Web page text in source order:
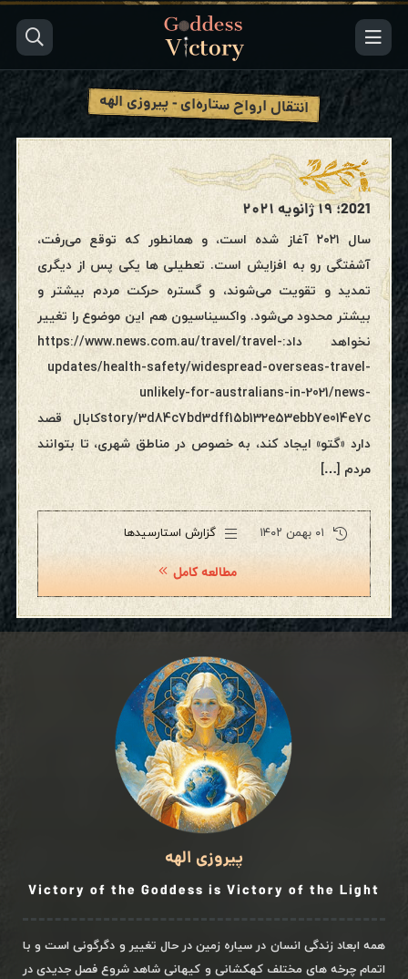
انتقال ارواح ستاره‌ای - پیروزی الهه
2021؛ ۱۹ ژانویه ۲۰۲۱
سال ۲۰۲۱ آغاز شده است، و همانطور که توقع می‌رفت،
آشفتگی رو به افزایش است. تعطیلی ها یکی پس از دیگری
تمدید و تقویت می‌شوند، و گستره حرکت مردم بیشتر و
بیشتر محدود می‌شود. واکسیناسیون هم این موضوع را تغییر
نخواهد داد:https://www.news.com.au/travel/travel-
updates/health-safety/widespread-overseas-travel-
unlikely-for-australians-in-2021/news-
story/3d84c7bd3dff15b132e53ebb7e014e7cکابال قصد
دارد «گتو» ایجاد کند، به خصوص در مناطق شهری، تا بتوانند
مردم […]
۰۱ بهمن ۱۴۰۲ گزارش استارسیدها
مطالعه کامل
پیروزی الهه
Victory of the Goddess is Victory of the Light
همه ابعاد زندگی انسان در سیاره زمین در حال تغییر و دگرگونی است و با
اتمام چرخه های مختلف کهکشانی و کیهانی شاهد شروع فصل جدیدی در